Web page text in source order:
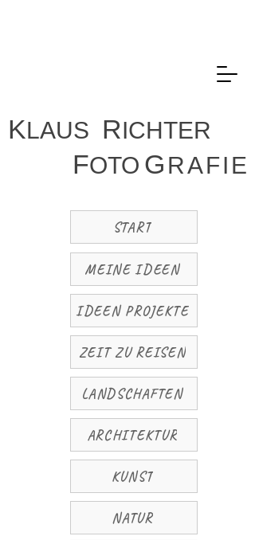
KLAUS RICHTER
START
IDEEN PROJEKTE
MEINE IDEEN
ZEIT ZU REISEN
LANDSCHAFTEN
ARCHITEKTUR
KUNST
NATUR
FOTO G RAFI E